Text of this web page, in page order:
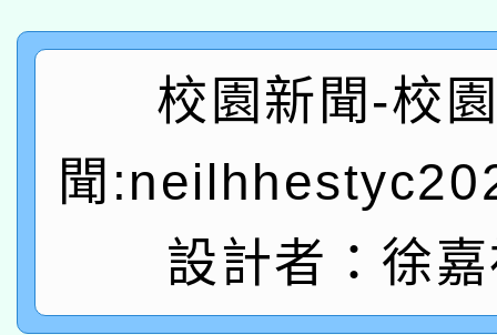
動」
開 智慧啟航」
「2026桃園藝術巡演
關事宜
轉知教育部國民及學前
年度健康促進學校輔導
業成長研習」實施計畫
函轉國家教育研究院
原住民族教育政策研討
族教育國際趨勢與發展
轉知教育部國民及學前
新北市政府教育局辦
師專業成長研習實施計
函轉國立臺灣師範大學
族語言臺北學習中心
轉知有關國立成功大學
校園新聞-校
聞
設計者：徐